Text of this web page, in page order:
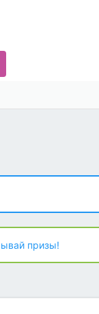
призы!